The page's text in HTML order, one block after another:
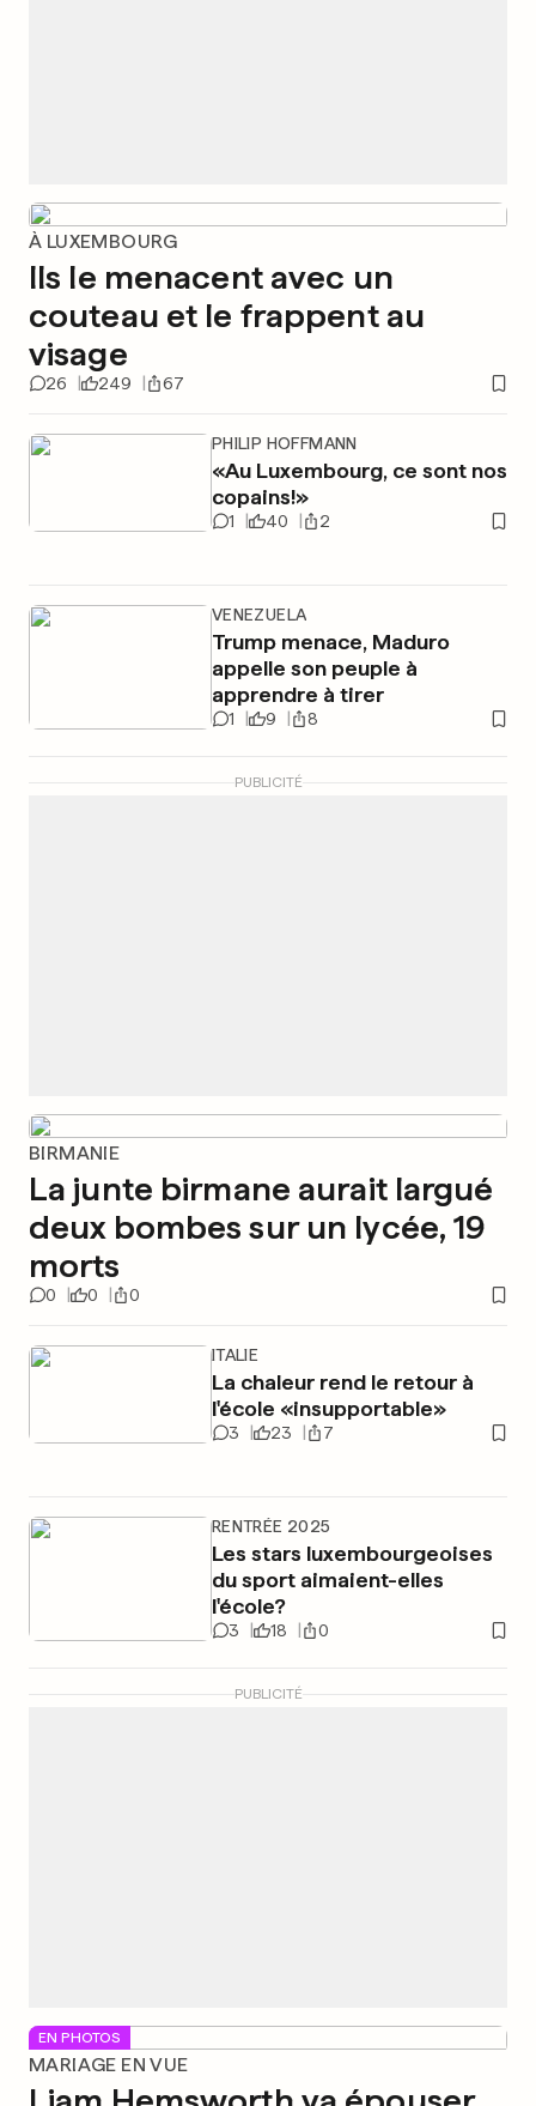
À LUXEMBOURG
Ils le menacent avec un
couteau et le frappent au
visage
26 249 67
PHILIP HOFFMANN
«Au Luxembourg, ce sont nos
copains!»
1 40 2
VENEZUELA
Trump menace, Maduro
appelle son peuple à
apprendre à tirer
1 9 8
PUBLICITÉ
BIRMANIE
La junte birmane aurait largué
deux bombes sur un lycée, 19
morts
0 0 0
ITALIE
La chaleur rend le retour à
l'école «insupportable»
3 23 7
RENTRÉE 2025
Les stars luxembourgeoises
du sport aimaient-elles
l'école?
3 18 0
PUBLICITÉ
EN PHOTOS
MARIAGE EN VUE